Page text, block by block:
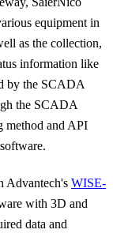
equipment in
as the collection,
information like
by the SCADA
the SCADA
method and API
Advantech's WISE-
with 3D and
data and